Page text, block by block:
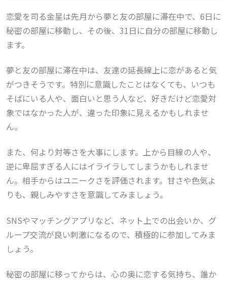
恋愛を司る金星は先月から夢と友の部屋に滞在中で、6日に
秘密の部屋に移動し、その後、31日に自分の部屋に移動し
ます。
夢と友の部屋に滞在中は、友達の延長線上に恋があると気
がつきそうです。特別に意識したことはなくても、いつも
そばにいる人や、面白いと思う人など、好きだけど恋愛対
象ではなかった人が、違った印象に見えるかもしれませ
ん。
また、何より対等さを大事にします。上から目線の人や、
逆に卑屈すぎる人にはイライラしてしまうかもしれませ
ん。相手からはユニークさを評価されます。甘さや色気よ
りも、親しみやすさを意識してみましょう。
SNSやマッチングアプリなど、ネット上での出会いか、グ
ループ交流が良い刺激になるので、積極的に参加してみま
しょう。
秘密の部屋に移ってからは、心の奥に恋する気持ち、誰か